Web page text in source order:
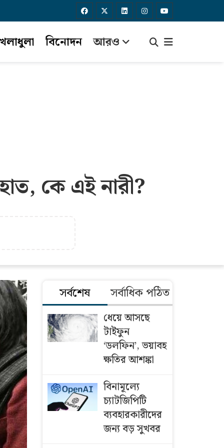
বিনোদন আরও
কে এই নারী?
সর্বশেষ সর্বাধিক পঠিত
ধেয়ে আসছে
টাইফুন
‘ডলফিন’, ভয়াবহ
ক্ষতির আশঙ্কা
বিনামূল্যে
চ্যাটজিপিটি
ব্যবহারকারীদের
জন্য বড় সুখবর